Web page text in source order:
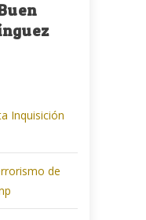
Inquisición
de